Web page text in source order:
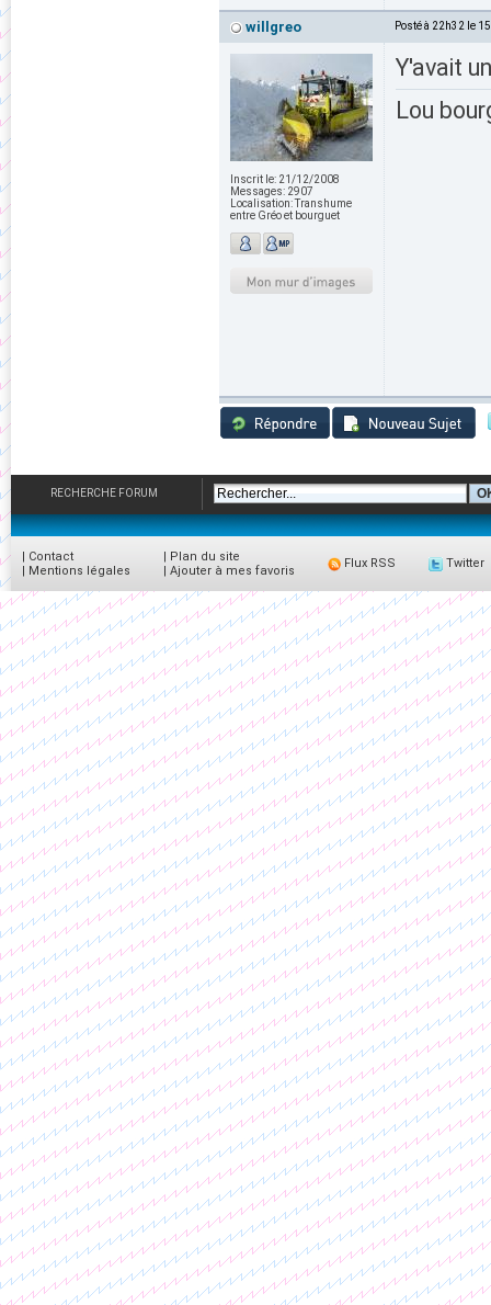
willgreo Posté à 22h32 le
Inscrit le: 21/12/2008
Messages: 2907
Localisation:Transhume
entre Gréo et bourguet
Y'avait
Lou
RECHERCHE FORUM
| Contact
| Mentions légales
| Plan du site
| Ajouter à mes favoris
Flux RSS Twitter